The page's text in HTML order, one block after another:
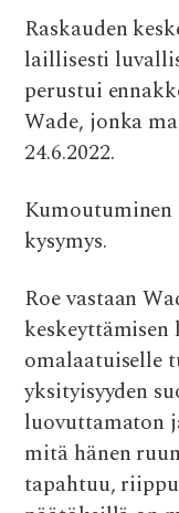
Raskauden
laillisesti
perustui
Wade, jonka
24.6.2022.
kysymys.
Roe vastaan
omalaatuiselle
yksityisyyden
luovuttamaton
mitä hänen
tapahtuu,